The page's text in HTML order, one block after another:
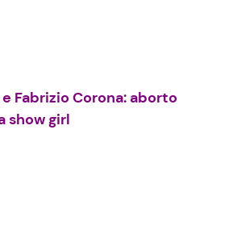
Fabrizio Corona: aborto
show girl